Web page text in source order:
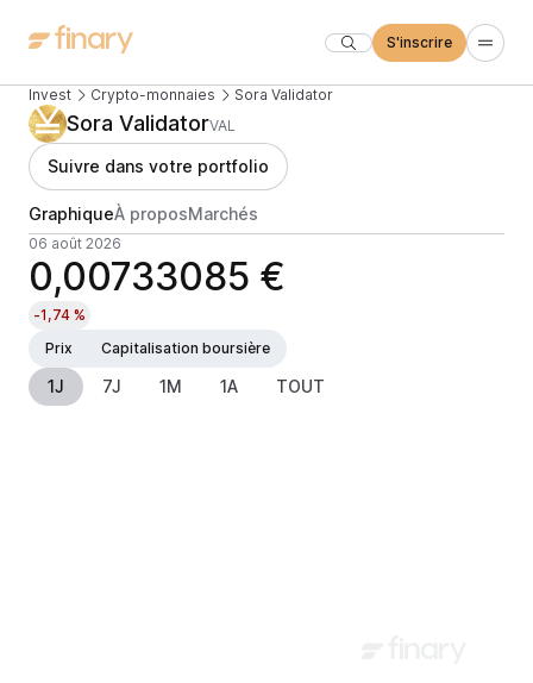
S'inscrire
Invest Crypto-monnaies Sora Validator
Sora ValidatorVAL
Suivre dans votre portfolio
GraphiqueÀ proposMarchés
06 août 2026
0,00733085 €
-1,74 %
Prix
Capitalisation boursière
1J 7J 1M 1A TOUT